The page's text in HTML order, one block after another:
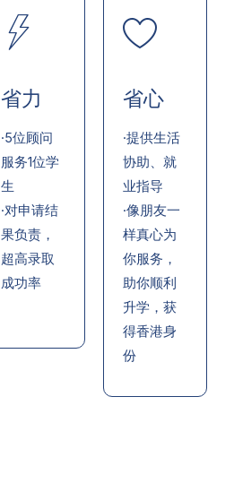
省力
·5位顾问
服务1位学
生
·对申请结
果负责，
超高录取
成功率
省心
·提供生活
协助、就
业指导
·像朋友一
样真心为
你服务，
助你顺利
升学，获
得香港身
份